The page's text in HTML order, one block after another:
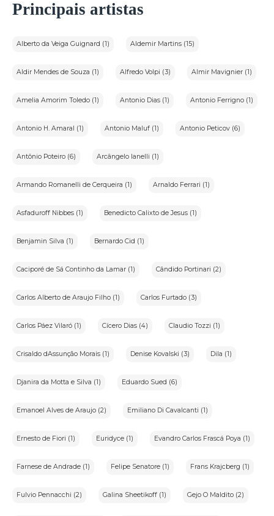
Principais artistas
Alberto da Veiga Guignard (1) Aldemir Martins (15)
Aldir Mendes de Souza (1) Alfredo Volpi (3) Almir Mavignier (1)
Amelia Amorim Toledo (1) Antonio Dias (1) Antonio Ferrigno (1)
Antonio H. Amaral (1) Antonio Maluf (1) Antonio Peticov (6)
Antônio Poteiro (6) Arcângelo Ianelli (1)
Armando Romanelli de Cerqueira (1) Arnaldo Ferrari (1)
Asfaduroff Nibbes (1) Benedicto Calixto de Jesus (1)
Benjamin Silva (1) Bernardo Cid (1)
Caciporé de Sá Continho da Lamar (1) Cândido Portinari (2)
Carlos Alberto de Araujo Filho (1) Carlos Furtado (3)
Carlos Páez Vilaró (1) Cícero Dias (4) Claudio Tozzi (1)
Crisaldo dAssunção Morais (1) Denise Kovalski (3) Dila (1)
Djanira da Motta e Silva (1) Eduardo Sued (6)
Emanoel Alves de Araujo (2) Emiliano Di Cavalcanti (1)
Ernesto de Fiori (1) Euridyce (1) Evandro Carlos Frascá Poya (1)
Farnese de Andrade (1) Felipe Senatore (1) Frans Krajcberg (1)
Fulvio Pennacchi (2) Galina Sheetikoff (1) Gejo O Maldito (2)